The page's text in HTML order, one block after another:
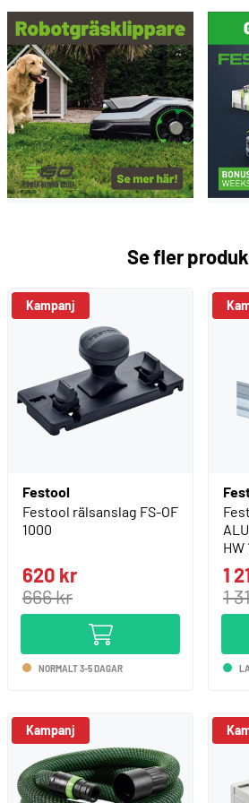
Se fler
Kampanj
Festool
Festool rälsanslag FS-OF
1000
620 kr
666 kr
NORMALT 3-5 DAGAR
HW
1
1
Kampanj